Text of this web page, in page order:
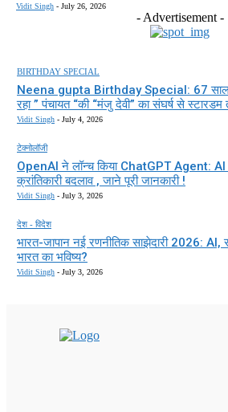
Vidit Singh - July 26, 2026
- Advertisement -
BIRTHDAY SPECIAL
Neena gupta Birthday Special: 67 साल
रहा ” पंचायत “की “मंजु देवी” का संघर्ष से
Vidit Singh - July 4, 2026
टेक्नोलॉजी
OpenAI ने लॉन्च किया ChatGPT Agent: AI
क्रांतिकारी बदलाव , जाने पूरी जानकारी !
Vidit Singh - July 3, 2026
देश - विदेश
भारत-जापान नई रणनीतिक साझेदारी 2026: AI,
भारत का भविष्य?
Vidit Singh - July 3, 2026